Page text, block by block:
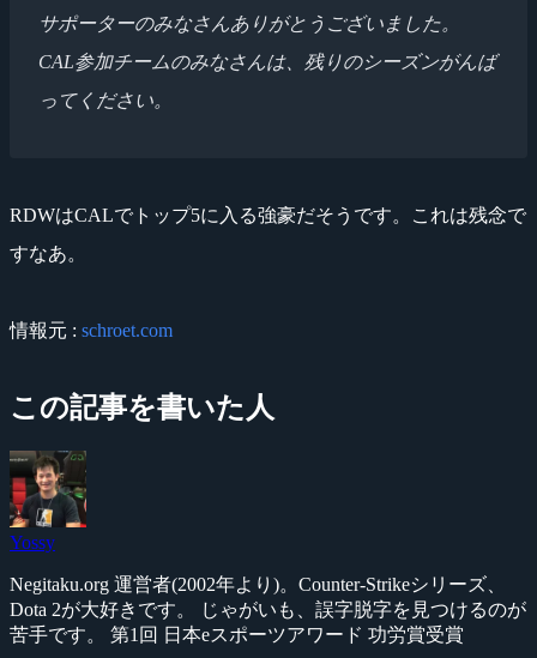
サポーターのみなさんありがとうございました。
CAL参加チームのみなさんは、残りのシーズンがんば
ってください。
RDWはCALでトップ5に入る強豪だそうです。これは残念で
すなあ。
情報元 : schroet.com
この記事を書いた人
Yossy
Negitaku.org 運営者(2002年より)。Counter-Strikeシリーズ、
Dota 2が大好きです。 じゃがいも、誤字脱字を見つけるのが
苦手です。 第1回 日本eスポーツアワード 功労賞受賞